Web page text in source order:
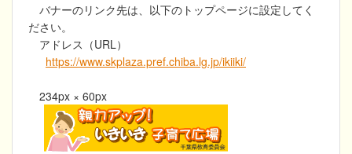
バナーのリンク先は、以下のトップページに設定してく
ださい。
アドレス（URL）
https://www.skplaza.pref.chiba.lg.jp/ikiiki/
234px × 60px